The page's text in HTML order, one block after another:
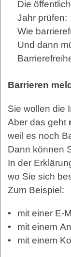
Die
Jahr prüfen:
Wie
Und dann
Barrieren
Sie wollen die
Aber das geht
weil es noch
Dann können
In der
wo Sie sich
Zum Beispiel:
mit einer E-
mit einem
mit einem